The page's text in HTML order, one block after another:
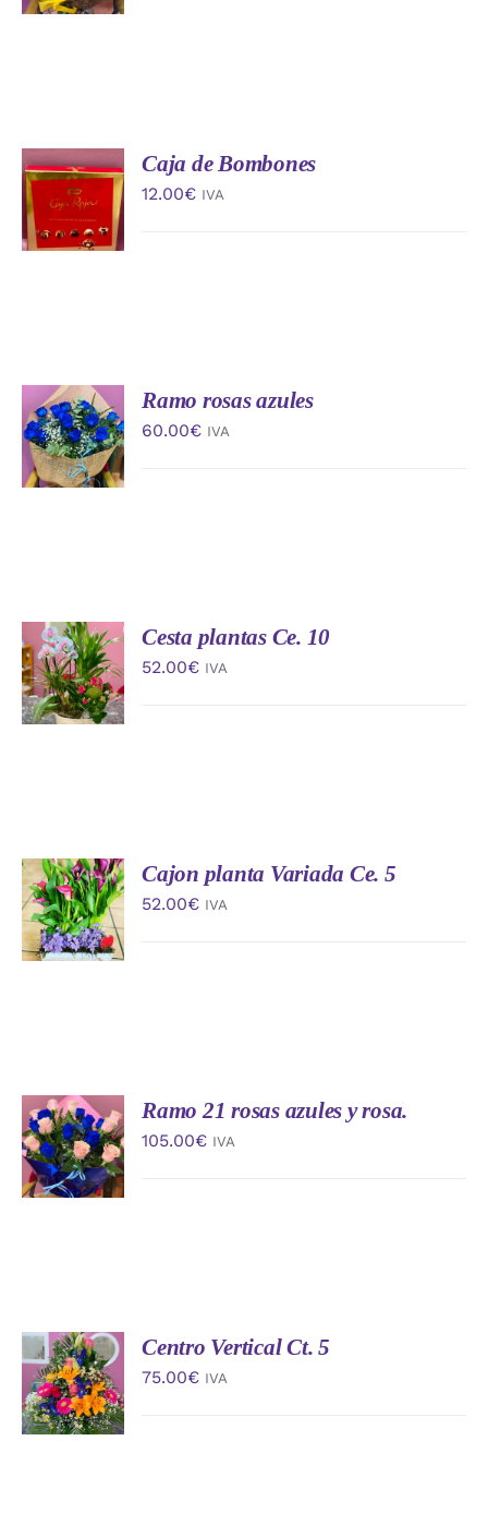
DETALLES
AÑADIR
AL
CARRITO
/
DETALLES
Caja de Bombones
12.00€ IVA
AÑADIR
AL
CARRITO
/
DETALLES
Ramo rosas azules
60.00€ IVA
AÑADIR
AL
CARRITO
/
DETALLES
Cesta plantas Ce. 10
52.00€ IVA
AÑADIR
AL
CARRITO
/
DETALLES
Cajon planta Variada Ce. 5
52.00€ IVA
AÑADIR
AL
CARRITO
/
DETALLES
Ramo 21 rosas azules y rosa.
105.00€ IVA
AÑADIR
AL
CARRITO
/
DETALLES
Centro Vertical Ct. 5
75.00€ IVA